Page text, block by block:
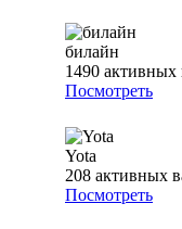
билайн
1490 активных
Посмотреть
Yota
208 активных
Посмотреть